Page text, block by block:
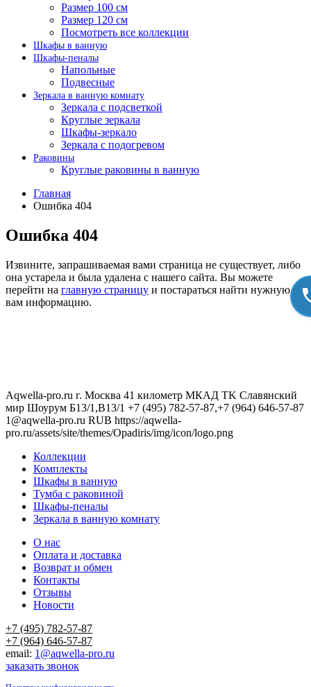
Размер 100 см
Размер 120 см
Посмотреть все коллекции
Шкафы в ванную
Шкафы-пеналы
Напольные
Подвесные
Зеркала в ванную комнату
Зеркала с подсветкой
Круглые зеркала
Шкафы-зеркало
Зеркала с подогревом
Раковины
Круглые раковины в ванную
Главная
Ошибка 404
Ошибка 404
Извините, запрашиваемая вами страница не существует, либо
она устарела и была удалена с нашего сайта. Вы можете
перейти на главную страницу и постараться найти нужную
вам информацию.
Aqwella-pro.ru г. Москва 41 километр МКАД TK Славянский
мир Шоурум Б13/1,В13/1 +7 (495) 782-57-87,+7 (964) 646-57-87
1@aqwella-pro.ru RUB https://aqwella-
pro.ru/assets/site/themes/Opadiris/img/icon/logo.png
Коллекции
Комплекты
Шкафы в ванную
Тумба с раковиной
Шкафы-пеналы
Зеркала в ванную комнату
О нас
Оплата и доставка
Возврат и обмен
Контакты
Отзывы
Новости
+7 (495) 782-57-87
+7 (964) 646-57-87
email: 1@aqwella-pro.ru
заказать звонок